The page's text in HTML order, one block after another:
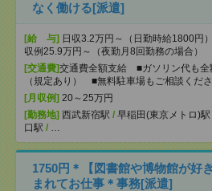
なく働ける[派遣]
[給 与] 日収3.2万円～（日勤時給1800円
収例25.9万円～（夜勤月8回勤務の場合）
[交通費]交通費全額支給 ■ガソリン代も全
（規定あり） ■無料駐車場もご相談くだ
[月収例] 20～25万円
[勤務地] 西武新宿駅 / 早稲田(東京メトロ)駅
口駅 / …
1750円＊【図書館や博物館が好
まれてお仕事＊事務[派遣]